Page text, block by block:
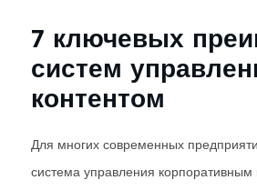
7 ключевых
систем
контентом
Для многих современных
система управления корпоративным